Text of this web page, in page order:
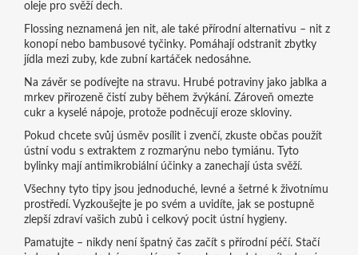
oleje pro svěží dech.
Flossing neznamená jen nit, ale také přírodní alternativu – nit z
konopí nebo bambusové tyčinky. Pomáhají odstranit zbytky
jídla mezi zuby, kde zubní kartáček nedosáhne.
Na závěr se podívejte na stravu. Hrubé potraviny jako jablka a
mrkev přirozeně čistí zuby během žvýkání. Zároveň omezte
cukr a kyselé nápoje, protože podněcují eroze skloviny.
Pokud chcete svůj úsměv posílit i zvenčí, zkuste občas použít
ústní vodu s extraktem z rozmarýnu nebo tymiánu. Tyto
bylinky mají antimikrobiální účinky a zanechají ústa svěží.
Všechny tyto tipy jsou jednoduché, levné a šetrné k životnímu
prostředí. Vyzkoušejte je po svém a uvidíte, jak se postupně
zlepší zdraví vašich zubů i celkový pocit ústní hygieny.
Pamatujte – nikdy není špatný čas začít s přírodní péčí. Stačí